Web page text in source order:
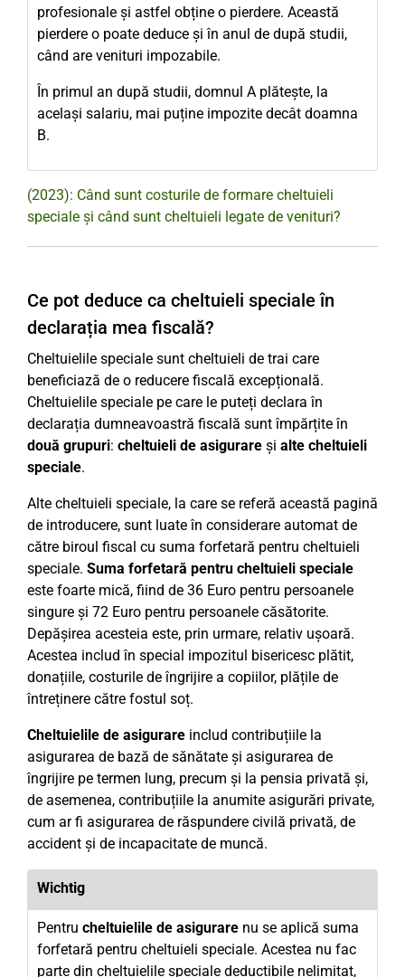
profesionale și astfel obține o pierdere. Această
pierdere o poate deduce și în anul de după studii,
când are venituri impozabile.
În primul an după studii, domnul A plătește, la
același salariu, mai puține impozite decât doamna
B.
(2023): Când sunt costurile de formare cheltuieli
speciale și când sunt cheltuieli legate de venituri?
Ce pot deduce ca cheltuieli speciale în
declarația mea fiscală?
Cheltuielile speciale sunt cheltuieli de trai care
beneficiază de o reducere fiscală excepțională.
Cheltuielile speciale pe care le puteți declara în
declarația dumneavoastră fiscală sunt împărțite în
două grupuri: cheltuieli de asigurare și alte cheltuieli
speciale.
Alte cheltuieli speciale, la care se referă această pagină
de introducere, sunt luate în considerare automat de
către biroul fiscal cu suma forfetară pentru cheltuieli
speciale. Suma forfetară pentru cheltuieli speciale
este foarte mică, fiind de 36 Euro pentru persoanele
singure și 72 Euro pentru persoanele căsătorite.
Depășirea acesteia este, prin urmare, relativ ușoară.
Acestea includ în special impozitul bisericesc plătit,
donațiile, costurile de îngrijire a copiilor, plățile de
întreținere către fostul soț.
Cheltuielile de asigurare includ contribuțiile la
asigurarea de bază de sănătate și asigurarea de
îngrijire pe termen lung, precum și la pensia privată și,
de asemenea, contribuțiile la anumite asigurări private,
cum ar fi asigurarea de răspundere civilă privată, de
accident și de incapacitate de muncă.
Wichtig
Pentru cheltuielile de asigurare nu se aplică suma
forfetară pentru cheltuieli speciale. Acestea nu fac
parte din cheltuielile speciale deductibile nelimitat,